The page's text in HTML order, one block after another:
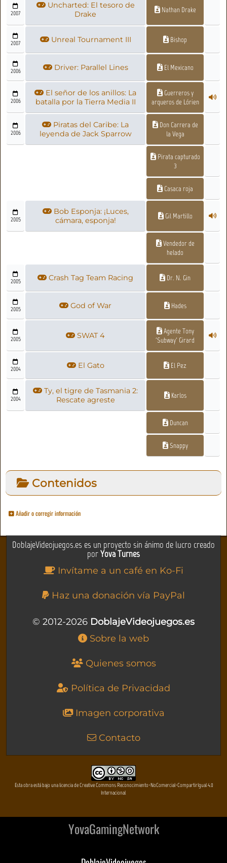
2007
Uncharted: El tesoro de
Drake
Nathan Drake
2007 Unreal Tournament III Bishop
2006 Driver: Parallel Lines El Mexicano
2006
El señor de los anillos: La
batalla por la Tierra Media II
Guerreros y
arqueros de Lórien
2006
Piratas del Caribe: La
leyenda de Jack Sparrow
Don Carrera de
la Vega
Pirata capturado
3
Casaca roja
2005
Bob Esponja: ¡Luces,
cámara, esponja!
Gil Martillo
Vendedor de
helado
2005 Crash Tag Team Racing Dr. N. Gin
2005 God of War Hades
2005 SWAT 4
Agente Tony
'Subway' Girard
2004 El Gato El Pez
2004
Ty, el tigre de Tasmania 2:
Rescate agreste
Karlos
Duncan
Snappy
Contenidos
Añadir o corregir información
DoblajeVideojuegos.es es un proyecto sin ánimo de lucro creado
porYova Turnes
Invítame a un café en Ko-Fi
Haz una donación vía PayPal
© 2012-2026 DoblajeVideojuegos.es
Sobre la web
Quienes somos
Política de Privacidad
Imagen corporativa
Contacto
Esta obra está bajo una licencia de Creative Commons Reconocimiento-NoComercial-CompartirIgual 4.0
Internacional
YovaGamingNetwork